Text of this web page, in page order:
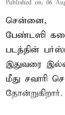
Published on: 06
சென்னை,
பேண்டஸி
படத்தின்
இதுவரை
மீது சவாரி
தோன்றுகிறார்.